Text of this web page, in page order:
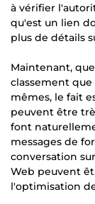
à vérifier
qu'est un lien
plus de détails
Maintenant,
classement
mêmes, le fait
peuvent être
font
messages de
conversation
Web peuvent
l'optimisation